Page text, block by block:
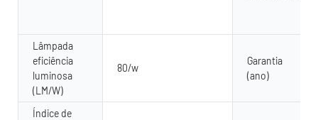
Lâmpada
eficiência
luminosa
(LM/W)
80/w
Garantia
(ano)
Índice de